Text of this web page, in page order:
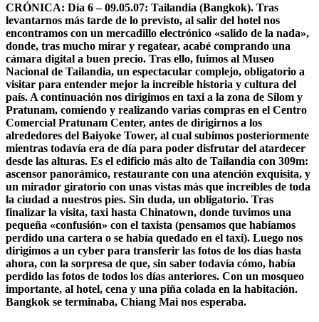
CRÓNICA: Día 6 – 09.05.07: Tailandia (Bangkok). Tras
levantarnos más tarde de lo previsto, al salir del hotel nos
encontramos con un mercadillo electrónico «salido de la nada»,
donde, tras mucho mirar y regatear, acabé comprando una
cámara digital a buen precio. Tras ello, fuimos al Museo
Nacional de Tailandia, un espectacular complejo, obligatorio a
visitar para entender mejor la increíble historia y cultura del
país. A continuación nos dirigimos en taxi a la zona de Silom y
Pratunam, comiendo y realizando varias compras en el Centro
Comercial Pratunam Center, antes de dirigirnos a los
alrededores del Baiyoke Tower, al cual subimos posteriormente
mientras todavía era de día para poder disfrutar del atardecer
desde las alturas. Es el edificio más alto de Tailandia con 309m:
ascensor panorámico, restaurante con una atención exquisita, y
un mirador giratorio con unas vistas más que increíbles de toda
la ciudad a nuestros pies. Sin duda, un obligatorio. Tras
finalizar la visita, taxi hasta Chinatown, donde tuvimos una
pequeña «confusión» con el taxista (pensamos que habíamos
perdido una cartera o se había quedado en el taxi). Luego nos
dirigimos a un cyber para transferir las fotos de los días hasta
ahora, con la sorpresa de que, sin saber todavía cómo, había
perdido las fotos de todos los días anteriores. Con un mosqueo
importante, al hotel, cena y una piña colada en la habitación.
Bangkok se terminaba, Chiang Mai nos esperaba.